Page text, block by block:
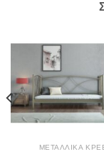
ΜΕΤΑΛΛΙΚΆ